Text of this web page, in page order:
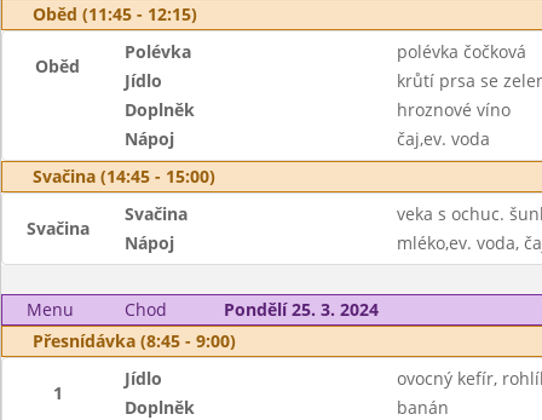
Oběd (11:45 - 12:15)
Oběd
Polévka
polévka čočková
Jídlo
krůtí prsa se
Doplněk
hroznové víno
Nápoj
čaj,ev. voda
Svačina (14:45 - 15:00)
Svačina
Svačina
veka s ochuc.
Nápoj
mléko,ev. voda,
Menu Chod
Pondělí 25. 3. 2024
Přesnídávka (8:45 - 9:00)
1
Jídlo
ovocný kefír,
Doplněk
banán